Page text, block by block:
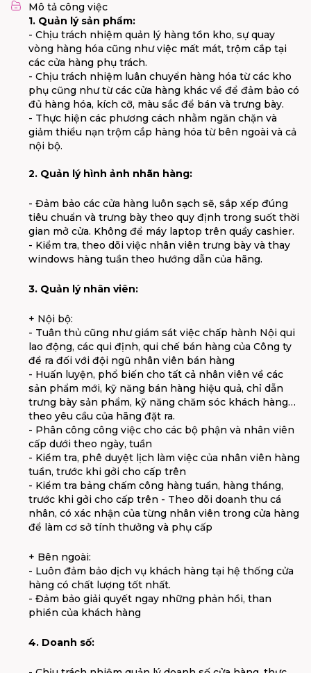
Mô tả công việc
1. Quản lý sản phẩm:
- Chịu trách nhiệm quản lý hàng tồn kho, sự quay
vòng hàng hóa cũng như việc mất mát, trộm cắp tại
các cửa hàng phụ trách.
- Chịu trách nhiệm luân chuyển hàng hóa từ các kho
phụ cũng như từ các cửa hàng khác về để đảm bảo có
đủ hàng hóa, kích cỡ, màu sắc để bán và trưng bày.
- Thực hiện các phương cách nhằm ngăn chặn và
giảm thiểu nạn trộm cắp hàng hóa từ bên ngoài và cả
nội bộ.
2. Quản lý hình ảnh nhãn hàng:
- Đảm bảo các cửa hàng luôn sạch sẽ, sắp xếp đúng
tiêu chuẩn và trưng bày theo quy định trong suốt thời
gian mở cửa. Không để máy laptop trên quầy cashier.
- Kiểm tra, theo dõi việc nhân viên trưng bày và thay
windows hàng tuần theo hướng dẫn của hãng.
3. Quản lý nhân viên:
+ Nội bộ:
- Tuân thủ cũng như giám sát việc chấp hành Nội qui
lao động, các qui định, qui chế bán hàng của Công ty
đề ra đối với đội ngũ nhân viên bán hàng
- Huấn luyện, phổ biến cho tất cả nhân viên về các
sản phẩm mới, kỹ năng bán hàng hiệu quả, chỉ dẫn
trưng bày sản phẩm, kỹ năng chăm sóc khách hàng…
theo yêu cầu của hãng đặt ra.
- Phân công công việc cho các bộ phận và nhân viên
cấp dưới theo ngày, tuần
- Kiểm tra, phê duyệt lịch làm việc của nhân viên hàng
tuần, trước khi gởi cho cấp trên
- Kiểm tra bảng chấm công hàng tuần, hàng tháng,
trước khi gởi cho cấp trên - Theo dõi doanh thu cá
nhân, có xác nhận của từng nhân viên trong cửa hàng
để làm cơ sở tính thưởng và phụ cấp
+ Bên ngoài:
- Luôn đảm bảo dịch vụ khách hàng tại hệ thống cửa
hàng có chất lượng tốt nhất.
- Đảm bảo giải quyết ngay những phản hồi, than
phiền của khách hàng
4. Doanh số: